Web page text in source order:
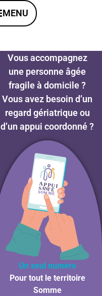
MENU
Vous accompagnez
une personne âgée
fragile à domicile ?
Vous avez besoin d’un
regard gériatrique ou
d’un appui coordonné ?
Un seul numéro
Pour tout le territoire
Somme